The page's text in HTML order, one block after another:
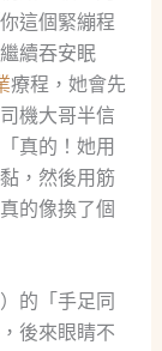
這個緊繃程
續吞安眠
療程，她會先
機大哥半信
真的！她用
，然後用筋
的像換了個
的「手足同
後來眼睛不